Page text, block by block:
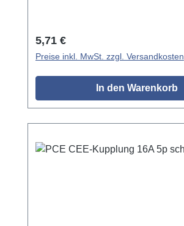
Regulärer Preis:
5,71 €
Preise inkl. MwSt. zzgl. Versandkosten
In den Warenkorb